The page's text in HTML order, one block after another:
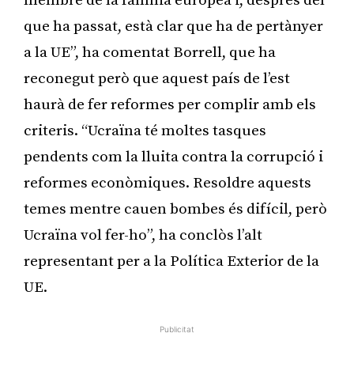
que ha passat, està clar que ha de pertànyer
a la UE”, ha comentat Borrell, que ha
reconegut però que aquest país de l’est
haurà de fer reformes per complir amb els
criteris. “Ucraïna té moltes tasques
pendents com la lluita contra la corrupció i
reformes econòmiques. Resoldre aquests
temes mentre cauen bombes és difícil, però
Ucraïna vol fer-ho”, ha conclòs l’alt
representant per a la Política Exterior de la
UE.
Publicitat